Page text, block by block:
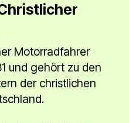
Motorradfahrer
und gehört zu den
der christlichen